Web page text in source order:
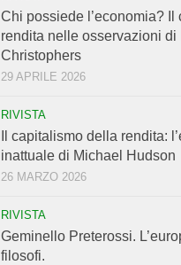
Chi possiede l’economia? Il
rendita nelle osservazioni di
Christophers
29 APRILE 2026
RIVISTA
Il capitalismo della rendita:
inattuale di Michael Hudson
26 MARZO 2026
RIVISTA
Geminello Preterossi.
filosofi.